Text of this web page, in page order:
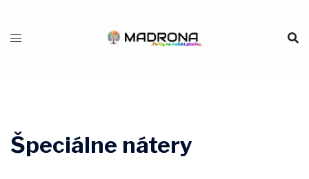
obsah
Špeciálne nátery